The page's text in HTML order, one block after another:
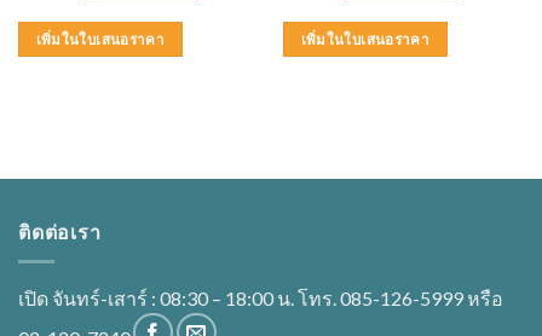
เพิ่มในใบเสนอราคา เพิ่มในใบเสนอราคา
ติดต่อเรา
เปิด จันทร์-เสาร์ : 08:30 – 18:00 น. โทร. 085-126-5999 หรือ